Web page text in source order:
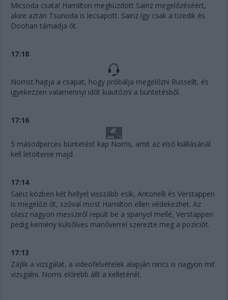
Micsoda csata! Hamilton megküzdött Sainz megelőzéséért,
akire aztán Tsunoda is lecsapott. Sainz így csak a tizedik és
Doohan támadja őt.
17:18
Norrist hajtja a csapat, hogy próbálja megelőzni Russellt, és
igyekezzen valamennyi időt kiautózni a büntetésből.
17:16
5 másodperces büntetést kap Norris, amit az első kiállásánál
kell letöltenie majd.
17:14
Sainz közben két hellyel visszább esik, Antonelli és Verstappen
is megelőzi őt, szóval most Hamilton ellen védekezhet. Az
olasz nagyon messziről repült be a spanyol mellé, Verstappen
pedig kemény külsőíves manőverrel szerezte meg a pozíciót.
17:13
Zajlik a vizsgálat, a videofelvételek alapján nincs is nagyon mit
vizsgálni. Norris előrébb állt a kelleténél.